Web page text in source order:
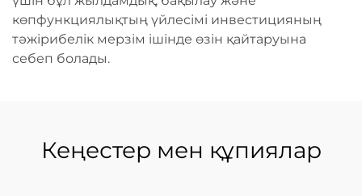
көпфункциялықтың үйлесімі инвестицияның
тәжірибелік мерзім ішінде өзін қайтаруына
себеп болады.
Кеңестер мен құпиялар